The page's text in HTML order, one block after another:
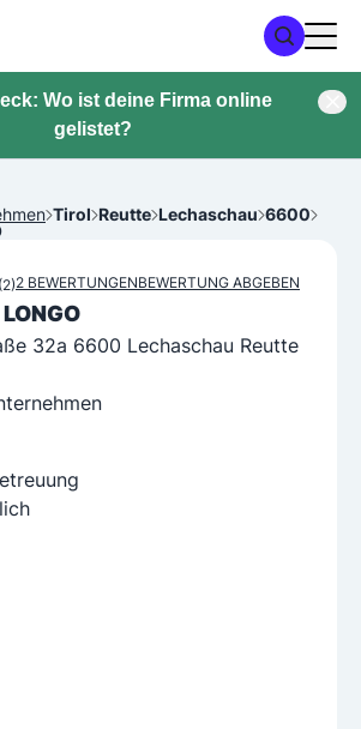
Wo ist deine Firma online
gelistet?
Tirol Reutte Lechaschau 6600
2 BEWERTUNGENBEWERTUNG ABGEBEN
32a 6600 Lechaschau Reutte